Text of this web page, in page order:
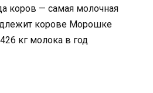
коров — самая молочная
корове Морошке
кг молока в год